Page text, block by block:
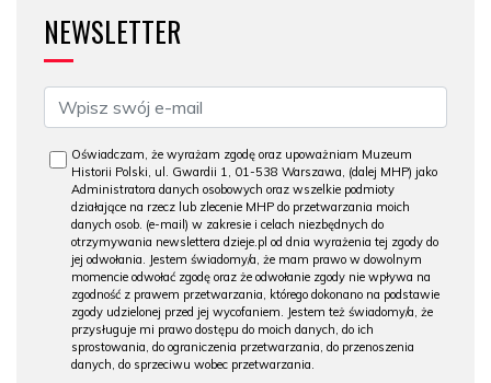
NEWSLETTER
Oświadczam, że wyrażam zgodę oraz upoważniam Muzeum
Historii Polski, ul. Gwardii 1, 01-538 Warszawa, (dalej MHP) jako
Administratora danych osobowych oraz wszelkie podmioty
działające na rzecz lub zlecenie MHP do przetwarzania moich
danych osob. (e-mail) w zakresie i celach niezbędnych do
otrzymywania newslettera dzieje.pl od dnia wyrażenia tej zgody do
jej odwołania. Jestem świadomy/a, że mam prawo w dowolnym
momencie odwołać zgodę oraz że odwołanie zgody nie wpływa na
zgodność z prawem przetwarzania, którego dokonano na podstawie
zgody udzielonej przed jej wycofaniem. Jestem też świadomy/a, że
przysługuje mi prawo dostępu do moich danych, do ich
sprostowania, do ograniczenia przetwarzania, do przenoszenia
danych, do sprzeciwu wobec przetwarzania.